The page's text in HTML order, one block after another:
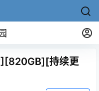
持续更